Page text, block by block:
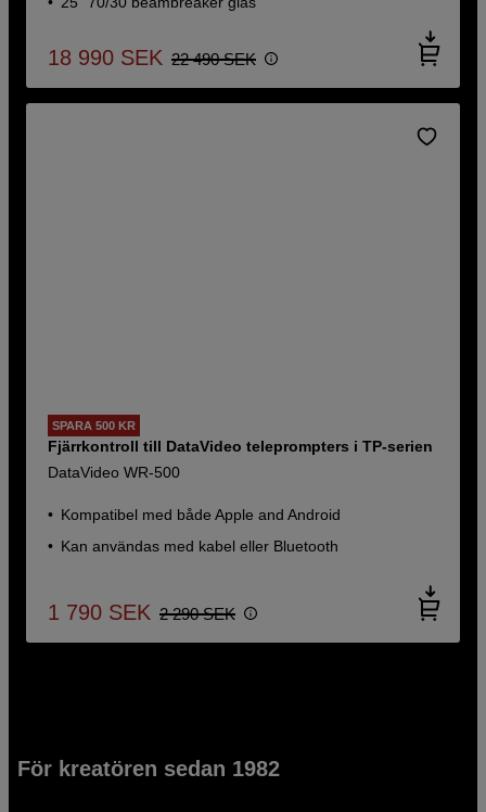
18 990 SEK 22 490 SEK
SPARA 500 KR
Fjärrkontroll till DataVideo teleprompters i TP-serien
DataVideo WR-500
Kompatibel med både Apple and Android
Kan användas med kabel eller Bluetooth
1 790 SEK 2 290 SEK
För kreatören sedan 1982